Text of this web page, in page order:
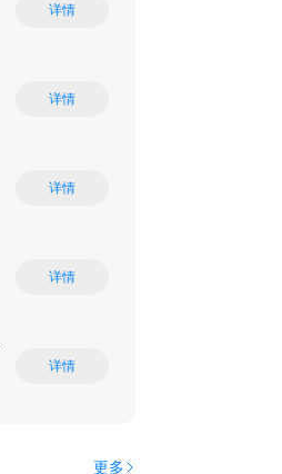
详情
详情
详情
详情
详情
更多